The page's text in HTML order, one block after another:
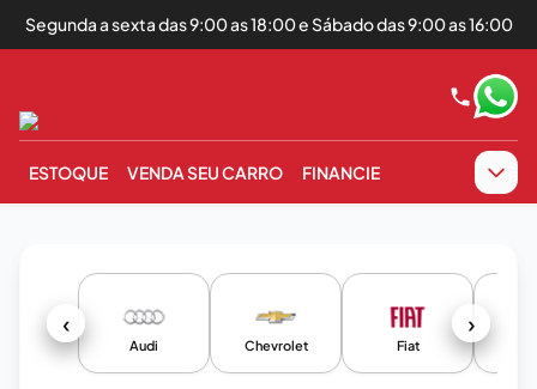
Segunda a sexta das 9:00 as 18:00 e Sábado das 9:00 as 16:00
ESTOQUE VENDA SEU CARRO FINANCIE
‹ ›
Audi Chevrolet Fiat